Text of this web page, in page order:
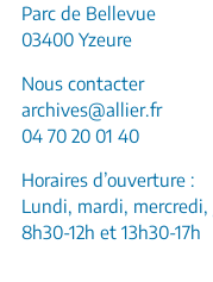
Parc de Bellevue
03400 Yzeure
Nous contacter
archives@allier.fr
04 70 20 01 40
Horaires d’ouverture :
Lundi, mardi,
8h30-12h et 13h30-17h